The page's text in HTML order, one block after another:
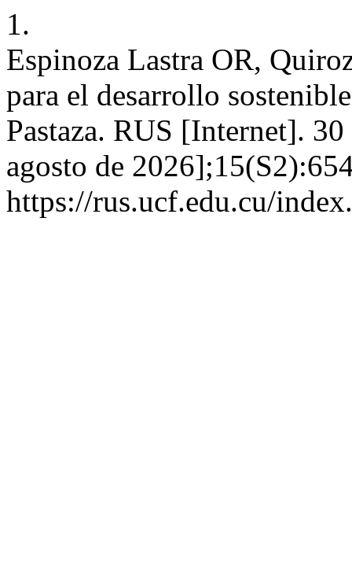
1.
Espinoza Lastra OR,
para el desarrollo
Pastaza. RUS [Internet].
agosto de
https://rus.ucf.edu.cu/